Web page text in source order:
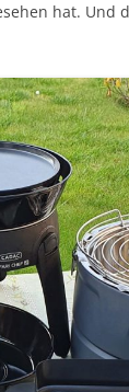
hat. Und